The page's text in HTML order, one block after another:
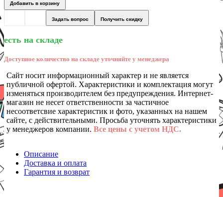
Добавить в корзину
Задать вопрос Получить скидку
есть на складе
Доступное количество на складе уточняйте у менеджера
Сайт носит информационный характер и не является
публичной офертой. Характеристики и комплектация могут
изменяться производителем без предупреждения. Интернет-
магазин не несет ответственности за частичное
несоответсвие характеристик и фото, указанных на нашем
сайте, с действительными. Просьба уточнять характеристики
у менеджеров компании. Все цены с учетом НДС.
Описание
Доставка и оплата
Гарантия и возврат